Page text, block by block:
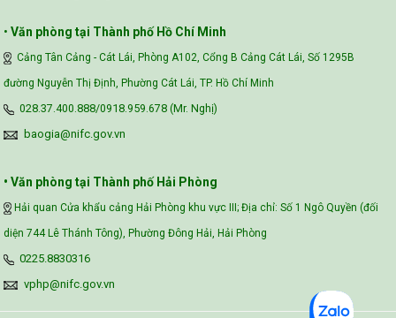
• Văn phòng tại Thành phố Hồ Chí Minh
Cảng Tân Cảng - Cát Lái, Phòng A102, Cổng B Cảng Cát Lái, Số 1295B
đường Nguyễn Thị Định, Phường Cát Lái, TP. Hồ Chí Minh
028.37.400.888/0918.959.678 (Mr. Nghị)
baogia@nifc.gov.vn
• Văn phòng tại Thành phố Hải Phòng
Hải quan Cửa khẩu cảng Hải Phòng khu vực III; Địa chỉ: Số 1 Ngô Quyền (đối
diện 744 Lê Thánh Tông), Phường Đông Hải, Hải Phòng
0225.8830316
vphp@nifc.gov.vn